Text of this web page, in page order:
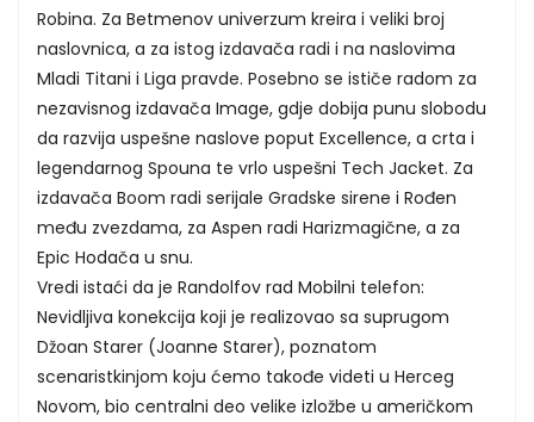
Robina. Za Betmenov univerzum kreira i veliki broj
naslovnica, a za istog izdavača radi i na naslovima
Mladi Titani i Liga pravde. Posebno se ističe radom za
nezavisnog izdavača Image, gdje dobija punu slobodu
da razvija uspešne naslove poput Excellence, a crta i
legendarnog Spouna te vrlo uspešni Tech Jacket. Za
izdavača Boom radi serijale Gradske sirene i Rođen
među zvezdama, za Aspen radi Harizmagične, a za
Epic Hodača u snu.
Vredi istaći da je Randolfov rad Mobilni telefon:
Nevidljiva konekcija koji je realizovao sa suprugom
Džoan Starer (Joanne Starer), poznatom
scenaristkinjom koju ćemo takođe videti u Herceg
Novom, bio centralni deo velike izložbe u američkom